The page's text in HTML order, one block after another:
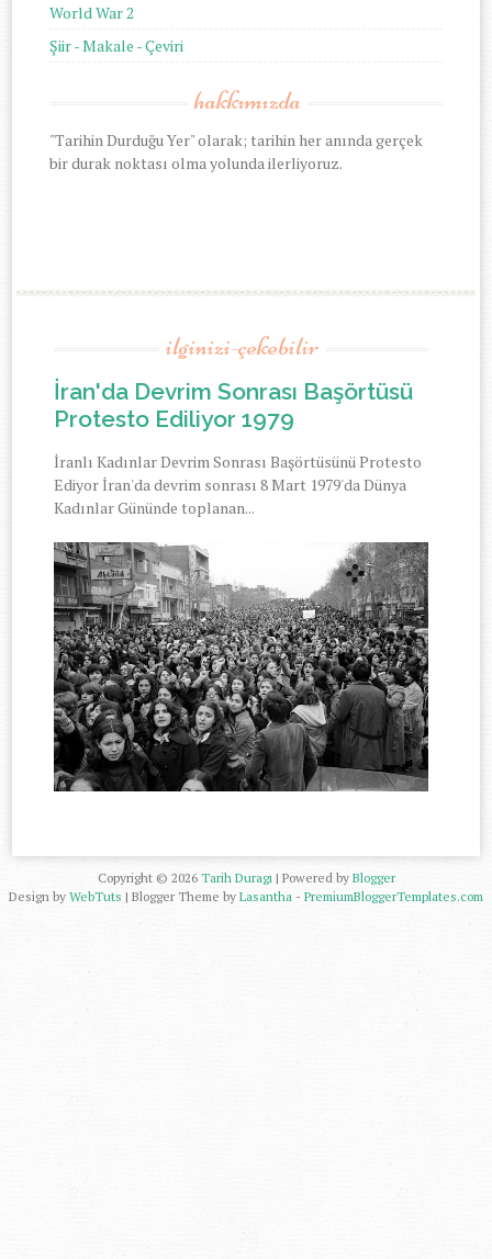
World War 2
Şiir - Makale - Çeviri
hakkımızda
"Tarihin Durduğu Yer" olarak; tarihin her anında gerçek
bir durak noktası olma yolunda ilerliyoruz.
ilginizi-çekebilir
İran'da Devrim Sonrası Başörtüsü
Protesto Ediliyor 1979
İranlı Kadınlar Devrim Sonrası Başörtüsünü Protesto
Ediyor İran'da devrim sonrası 8 Mart 1979'da Dünya
Kadınlar Gününde toplanan...
Copyright © 2026 Tarih Duragı | Powered by Blogger
Design by WebTuts | Blogger Theme by Lasantha - PremiumBloggerTemplates.com